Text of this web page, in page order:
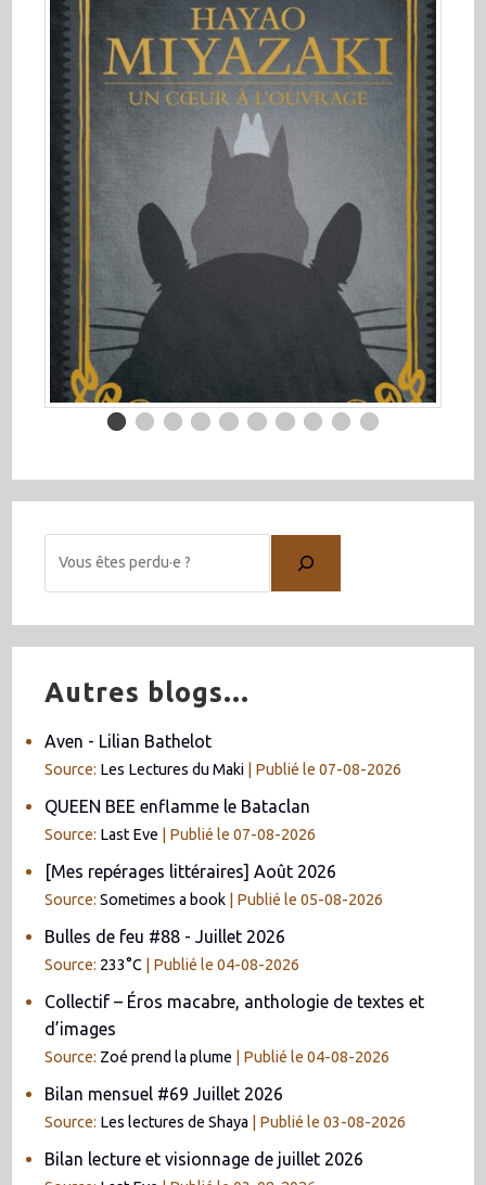
Autres blogs...
Aven - Lilian Bathelot
Source: Les Lectures du Maki Publié le 07-08-2026
QUEEN BEE enflamme le Bataclan
Source: Last Eve Publié le 07-08-2026
[Mes repérages littéraires] Août 2026
Source:Sometimes a book Publié le 05-08-2026
Bulles de feu #88 - Juillet 2026
Source: 233°C Publié le 04-08-2026
Collectif – Éros macabre, anthologie de textes et
d’images
Source: Zoé prend la plume Publié le 04-08-2026
Bilan mensuel #69 Juillet 2026
Source: Les lectures de Shaya Publié le 03-08-2026
Bilan lecture et visionnage de juillet 2026